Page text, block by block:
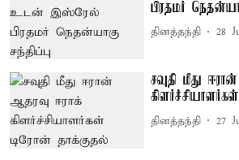
பிரதமர்
தினத்தந்தி 28
சவுதி மீது
தினத்தந்தி 27